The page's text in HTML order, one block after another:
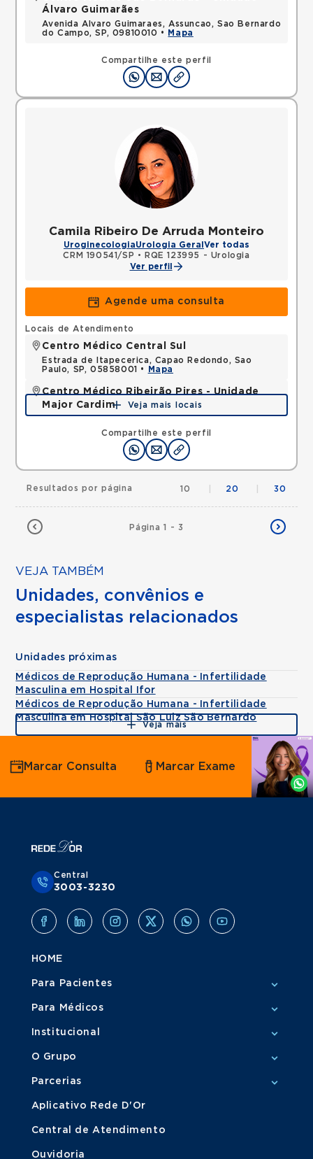
Compartilhe este perfil
Álvaro Guimarães
Avenida Alvaro Guimaraes, Assuncao, Sao Bernardo
do Campo, SP, 09810010 •
Mapa
Camila Ribeiro De Arruda Monteiro
UroginecologiaUrologia Geral Ver todas
CRM 190541/SP •
RQE 123995 - Urologia
Ver perfil
Agende uma consulta
Compartilhe este perfil
Locais de Atendimento
Centro Médico Central Sul
Estrada de Itapecerica, Capao Redondo, Sao
Paulo, SP, 05858001 •
Mapa
Centro Médico Ribeirão Pires - Unidade
Major Cardim
Rua Major Cardim, Suissa, Ribeirao Pires, SP,
Mapa
Veja mais locais
Página 1 - 3
Resultados por página 10 20 30
VEJA TAMBÉM
Unidades, convênios e
especialistas relacionados
Unidades próximas
Médicos de Reprodução Humana - Infertilidade
Masculina em Hospital Ifor
Médicos de Reprodução Humana - Infertilidade
Masculina em Hospital São Luiz São Bernardo
Veja mais
Agende
por
Whatsapp
Marcar Consulta Marcar Exame
Central
3003-3230
HOME
Para Pacientes
Para Médicos
Institucional
O Grupo
Parcerias
Aplicativo Rede D'Or
Central de Atendimento
Ouvidoria